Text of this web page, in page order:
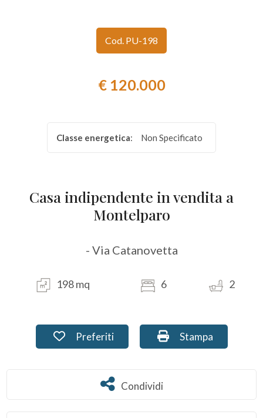
Cod. PU-198
€ 120.000
Classe energetica: Non Specificato
Casa indipendente in vendita a
Montelparo
- Via Catanovetta
198 mq 6 2
Preferiti: Cod. PU-198
Preferiti Stampa: Cod. PU-
Stampa
Condividi
Condividi
multiscelta
Commerciali
Terreni